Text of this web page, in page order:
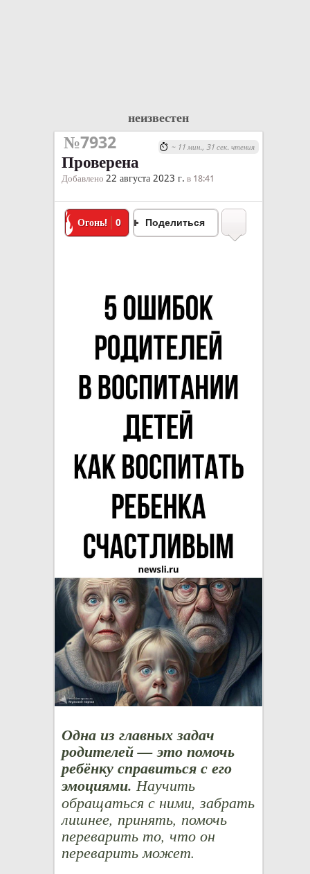
неизвестен
№7932
Проверена
Добавлено 22 августа 2023 г. в 18:41
Огонь! 0 Поделиться
Одна из главных задач
родителей — это помочь
ребёнку справиться с его
эмоциями. Научить
обращаться с ними, забрать
лишнее, принять, помочь
переварить то, что он
переварить может.
~ 11 мин., 31 сек. чтения